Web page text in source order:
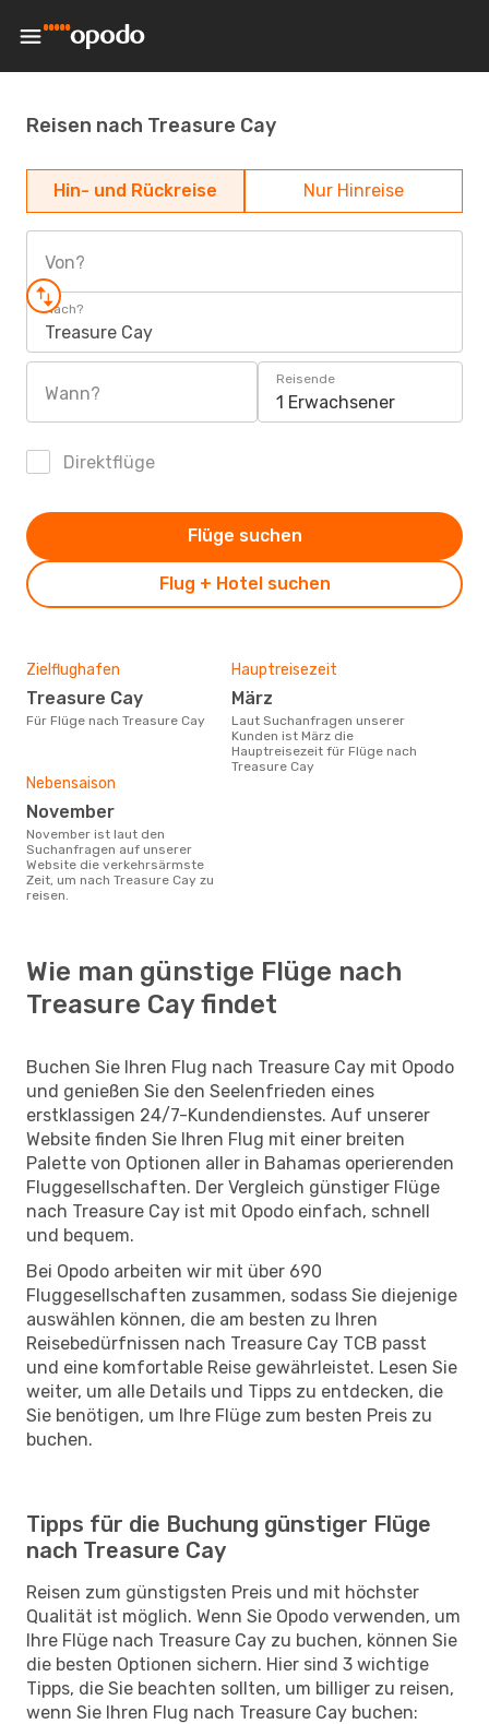
Reisen nach Treasure Cay
Hin- und Rückreise Nur Hinreise
Von?
Nach?
Treasure Cay
Wann?
Reisende
1 Erwachsener
Direktflüge
Flug + Hotel suchen
Flüge suchen
Zielflughafen
Treasure Cay
Für Flüge nach Treasure Cay
Hauptreisezeit
März
Laut Suchanfragen unserer
Kunden ist März die
Hauptreisezeit für Flüge nach
Treasure Cay
Nebensaison
November
November ist laut den
Suchanfragen auf unserer
Website die verkehrsärmste
Zeit, um nach Treasure Cay zu
reisen.
Wie man günstige Flüge nach
Treasure Cay findet
Buchen Sie Ihren Flug nach Treasure Cay mit Opodo
und genießen Sie den Seelenfrieden eines
erstklassigen 24/7-Kundendienstes. Auf unserer
Website finden Sie Ihren Flug mit einer breiten
Palette von Optionen aller in Bahamas operierenden
Fluggesellschaften. Der Vergleich günstiger Flüge
nach Treasure Cay ist mit Opodo einfach, schnell
und bequem.
Bei Opodo arbeiten wir mit über 690
Fluggesellschaften zusammen, sodass Sie diejenige
auswählen können, die am besten zu Ihren
Reisebedürfnissen nach Treasure Cay TCB passt
und eine komfortable Reise gewährleistet. Lesen Sie
weiter, um alle Details und Tipps zu entdecken, die
Sie benötigen, um Ihre Flüge zum besten Preis zu
buchen.
Tipps für die Buchung günstiger Flüge
nach Treasure Cay
Reisen zum günstigsten Preis und mit höchster
Qualität ist möglich. Wenn Sie Opodo verwenden, um
Ihre Flüge nach Treasure Cay zu buchen, können Sie
die besten Optionen sichern. Hier sind 3 wichtige
Tipps, die Sie beachten sollten, um billiger zu reisen,
wenn Sie Ihren Flug nach Treasure Cay buchen: